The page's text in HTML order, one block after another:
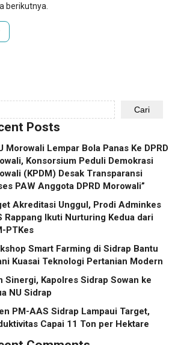
berikutnya.
Cari
Posts
Morowali Lempar Bola Panas Ke DPRD
Konsorsium Peduli Demokrasi
(KPDM) Desak Transparansi
PAW Anggota DPRD Morowali”
Akreditasi Unggul, Prodi Adminkes
Rappang Ikuti Nurturing Kedua dari
PTKes
Smart Farming di Sidrap Bantu
Kuasai Teknologi Pertanian Modern
Sinergi, Kapolres Sidrap Sowan ke
NU Sidrap
PM-AAS Sidrap Lampaui Target,
Capai 11 Ton per Hektare